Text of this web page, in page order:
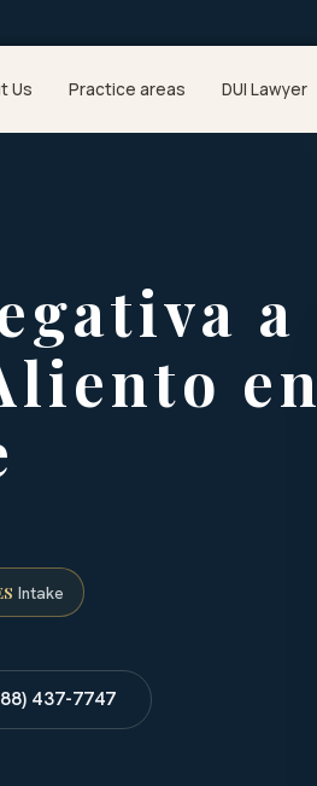
Us Practice areas DUI Lawyer
a
en
Intake
437-7747